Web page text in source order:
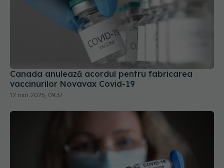
Canada anulează acordul pentru fabricarea
vaccinurilor Novavax Covid-19
12 mar 2025, 09:37